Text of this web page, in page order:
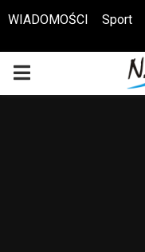
Otwórz pasek narzędzi
WIADOMOŚCI Sport
PRIMARY